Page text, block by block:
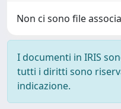
Non ci sono file
I documenti in IRIS
tutti i diritti sono
indicazione.